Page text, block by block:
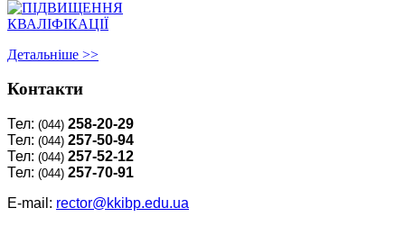
Детальнiше >>
Контакти
Тел: (044) 258-20-29
Тел: (044) 257-50-94
Тел: (044) 257-52-12
Тел: (044) 257-70-91
E-mail: rector@kkibp.edu.ua